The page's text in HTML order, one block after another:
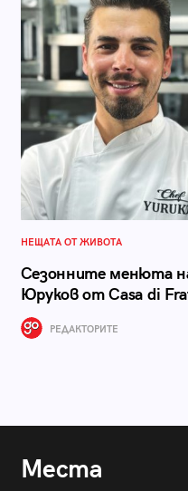
НЕЩАТА ОТ ЖИВОТА
Сезонните менюта
Юруков от Casa di
РЕДАКТОРИТЕ
Места